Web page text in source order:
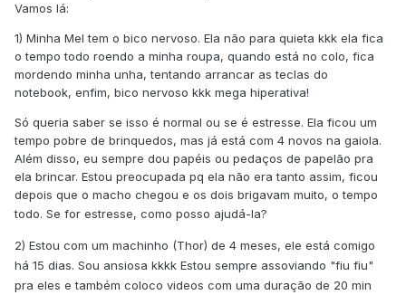
Vamos lá:
1) Minha Mel tem o bico nervoso. Ela não para quieta kkk ela fica
o tempo todo roendo a minha roupa, quando está no colo, fica
mordendo minha unha, tentando arrancar as teclas do
notebook, enfim, bico nervoso kkk mega hiperativa!
Só queria saber se isso é normal ou se é estresse. Ela ficou um
tempo pobre de brinquedos, mas já está com 4 novos na gaiola.
Além disso, eu sempre dou papéis ou pedaços de papelão pra
ela brincar. Estou preocupada pq ela não era tanto assim, ficou
depois que o macho chegou e os dois brigavam muito, o tempo
todo. Se for estresse, como posso ajudá-la?
2) Estou com um machinho (Thor) de 4 meses, ele está comigo
há 15 dias. Sou ansiosa kkkk Estou sempre assoviando "fiu fiu"
pra eles e também coloco videos com uma duração de 20 min